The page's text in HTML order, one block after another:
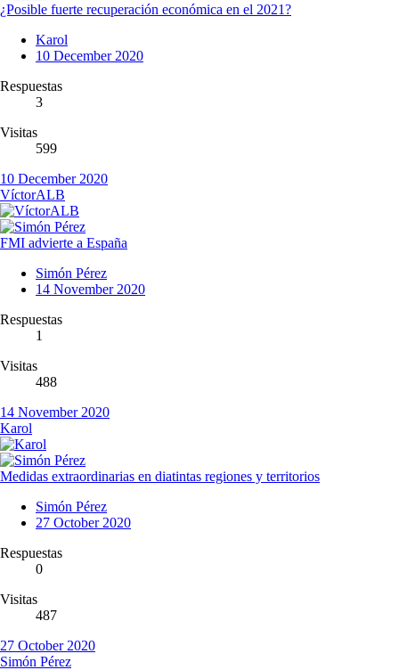
¿Posible fuerte recuperación económica en el 2021?
Karol
10 December 2020
Respuestas
3
Visitas
599
10 December 2020
VíctorALB
FMI advierte a España
Simón Pérez
14 November 2020
Respuestas
1
Visitas
488
14 November 2020
Karol
Medidas extraordinarias en diatintas regiones y territorios
Simón Pérez
27 October 2020
Respuestas
0
Visitas
487
27 October 2020
Simón Pérez